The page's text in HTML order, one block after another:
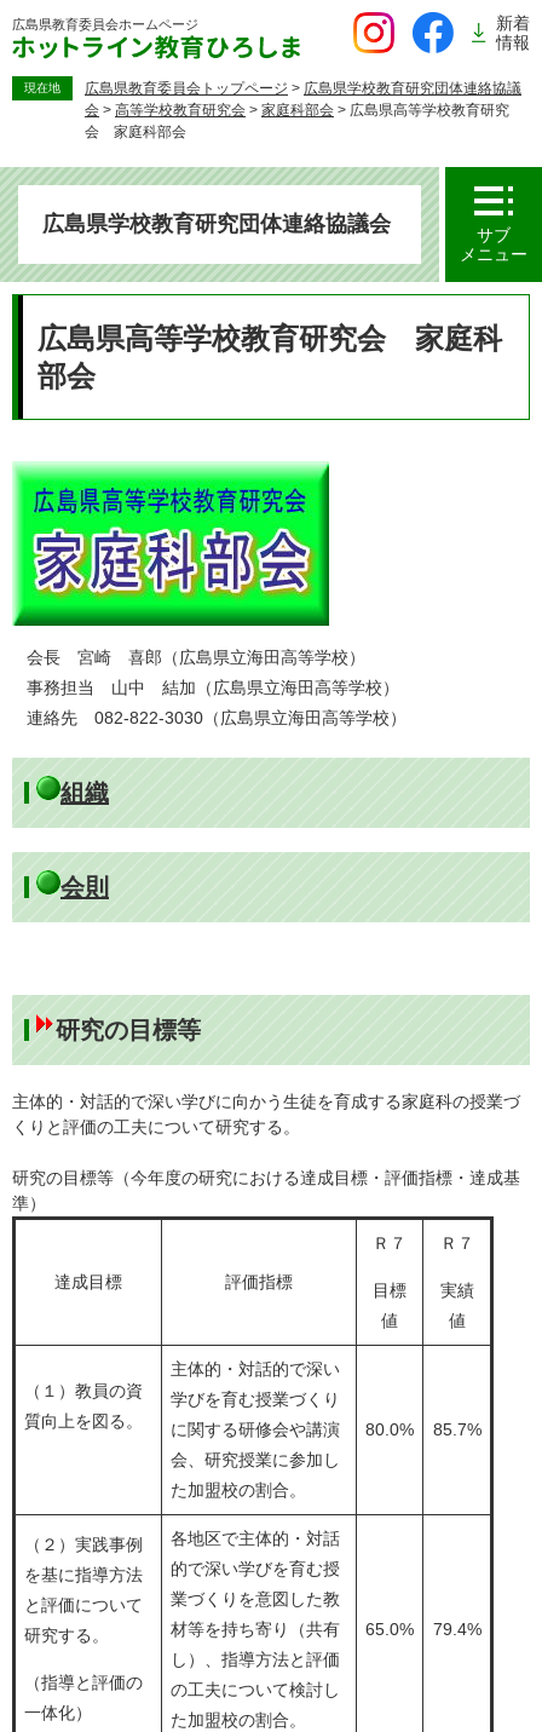
ー
で
す。
広島県教育委員会ホームページ
新着
情報
現在地 広島県教育委員会トップページ > 広島県学校教育研究団体連絡協議
会 > 高等学校教育研究会 > 家庭科部会 > 広島県高等学校教育研究
会 家庭科部会
広島県学校教育研究団体連絡協議会
サブ
メニュー
広島県高等学校教育研究会 家庭科
部会
会長 宮崎 喜郎（広島県立海田高等学校）
事務担当 山中 結加（広島県立海田高等学校）
連絡先 082-822-3030（広島県立海田高等学校）
組織
会則
研究の目標等
主体的・対話的で深い学びに向かう生徒を育成する家庭科の授業づ
くりと評価の工夫について研究する。
研究の目標等（今年度の研究における達成目標・評価指標・達成基
準）
達成目標 評価指標
Ｒ７
目標
値
Ｒ７
実績
値
（１）教員の資
質向上を図る。
主体的・対話的で深い
学びを育む授業づくり
に関する研修会や講演
会、研究授業に参加し
た加盟校の割合。
80.0% 85.7%
（２）実践事例
を基に指導方法
と評価について
研究する。
（指導と評価の
一体化）
各地区で主体的・対話
的で深い学びを育む授
業づくりを意図した教
材等を持ち寄り（共有
し）、指導方法と評価
の工夫について検討し
た加盟校の割合。
65.0% 79.4%